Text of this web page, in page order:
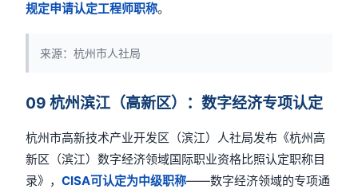
规定申请认定工程师职称。
来源：杭州市人社局
09 杭州滨江（高新区）：数字经济专项认定
杭州市高新技术产业开发区（滨江）人社局发布《杭州高
新区（滨江）数字经济领域国际职业资格比照认定职称目
录》，CISA可认定为中级职称——数字经济领域的专项通